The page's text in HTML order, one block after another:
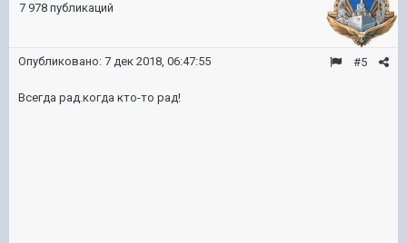
7 978 публикаций
#5
Опубликовано: 7 дек 2018, 06:47:55
Всегда рад.когда кто-то рад!